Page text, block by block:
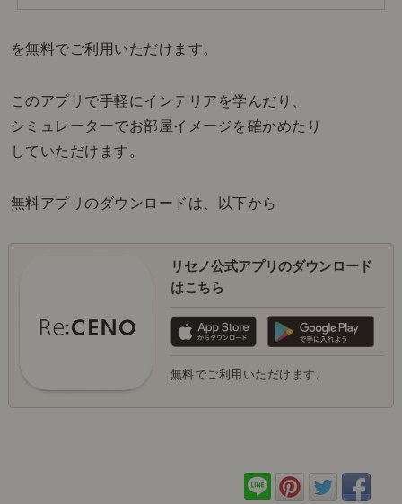
を無料でご利用いただけます。
このアプリで手軽にインテリアを学んだり、
シミュレーターでお部屋イメージを確かめたり
していただけます。
無料アプリのダウンロードは、以下から
リセノ公式アプリのダウンロード
はこちら
無料でご利用いただけます。